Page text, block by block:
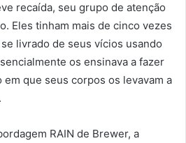
recaída, seu grupo de atenção
Eles tinham mais de cinco vezes
livrado de seus vícios usando
os ensinava a fazer
em que seus corpos os levavam a
RAIN de Brewer, a